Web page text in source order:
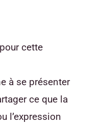
cette
à se présenter
ce que la
l’expression